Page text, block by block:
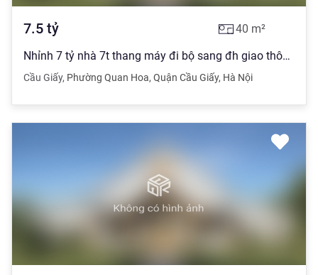
7.5 tỷ 40 m²
Nhỉnh 7 tỷ nhà 7t thang máy đi bộ sang đh giao thông vận tải cầu giấy
Cầu Giấy, Phường Quan Hoa, Quận Cầu Giấy, Hà Nội